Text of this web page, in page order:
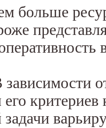
больше